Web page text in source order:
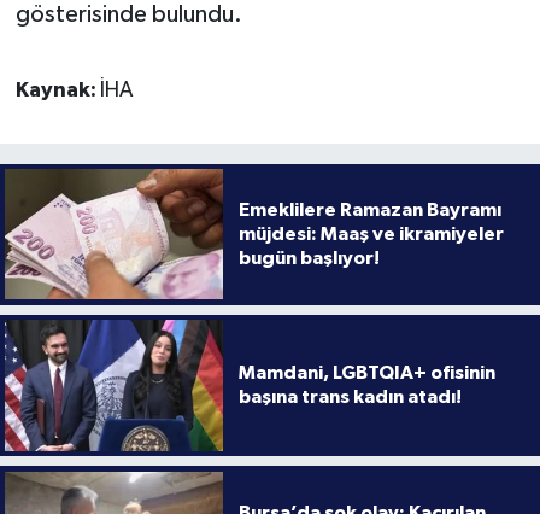
gösterisinde bulundu.
Kaynak: İHA
Emeklilere Ramazan Bayramı
müjdesi: Maaş ve ikramiyeler
bugün başlıyor!
Mamdani, LGBTQIA+ ofisinin
başına trans kadın atadı!